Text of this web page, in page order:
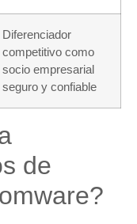
Diferenciador
competitivo como
socio empresarial
seguro y confiable
de